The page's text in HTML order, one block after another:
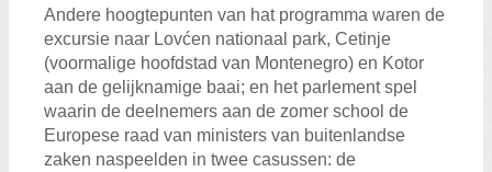
Andere hoogtepunten van hat programma waren de
excursie naar Lovćen nationaal park, Cetinje
(voormalige hoofdstad van Montenegro) en Kotor
aan de gelijknamige baai; en het parlement spel
waarin de deelnemers aan de zomer school de
Europese raad van ministers van buitenlandse
zaken naspeelden in twee casussen: de